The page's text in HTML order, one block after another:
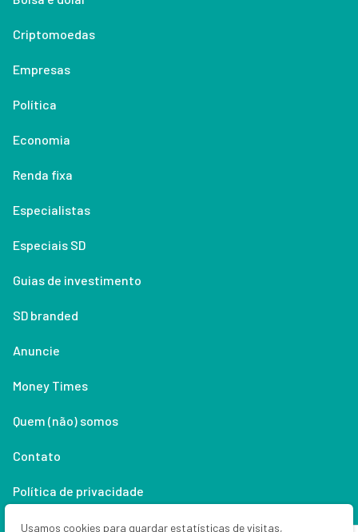
Criptomoedas
Empresas
Política
Economia
Renda fixa
Especialistas
Especiais SD
Guias de investimento
SD branded
Anuncie
Money Times
Quem (não) somos
Contato
Política de privacidade
Lifestyle
Usamos cookies para guardar estatísticas de visitas,